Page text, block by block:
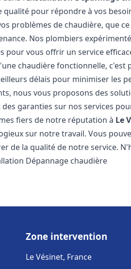
qualité pour répondre à vos
problèmes de chaudière, que
Nos plombiers
pour vous offrir un service
chaudière fonctionnelle,
délais pour minimiser les
nous vous proposons des
garanties sur nos services
fiers de notre réputation à Le
sur notre travail. Vous
de la qualité de notre service.
Dépannage chaudière
Zone intervention
Le Vésinet, France